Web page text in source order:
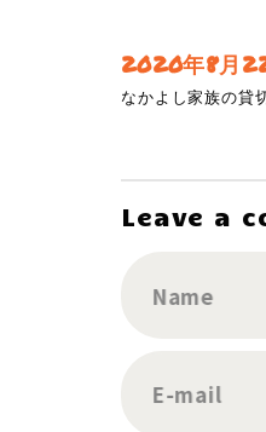
2020年8月
なかよし家族の貸
Leave a
Name
E-mail